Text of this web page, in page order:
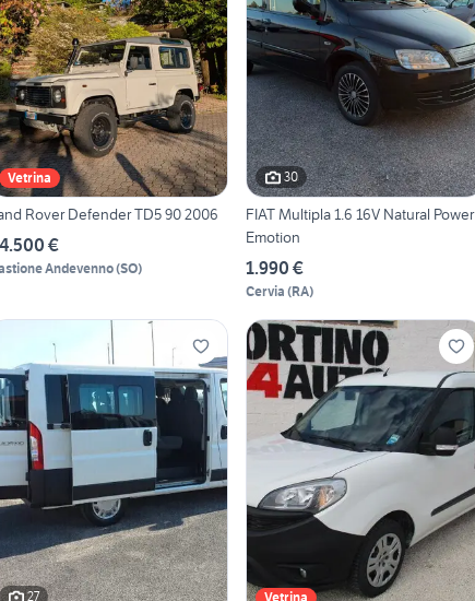
Vetrina
Rover Defender TD5 90 2006
€
Andevenno(SO)
30
FIAT Multipla 1.6 16V Natural Power
Emotion
1.990 €
Cervia (RA)
27 Vetrina